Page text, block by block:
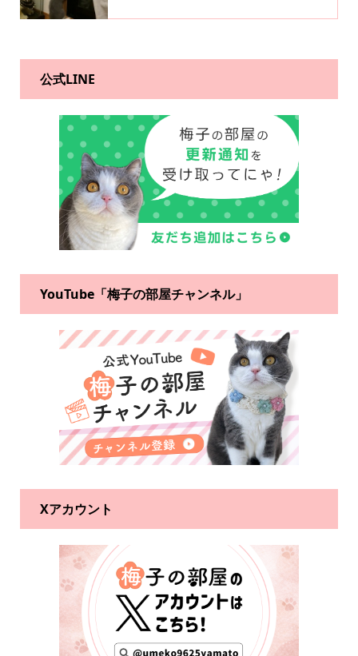
公式LINE
YouTube「梅子の部屋チャンネル」
Xアカウント